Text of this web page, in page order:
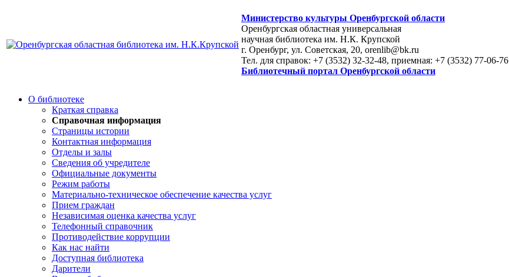
Министерство культуры Оренбургской области
Оренбургская областная универсальная
научная библиотека им. Н.К. Крупской
г. Оренбург, ул. Советская, 20, orenlib@bk.ru
Тел. для справок: +7 (3532) 32-32-48, приемная: +7 (3532) 77-06-76
Библиотечный портал Оренбургской области
О библиотеке
Краткая справка
Справочная информация
Страницы истории
Контактная информация
Отделы и залы
Сведения об учредителе
Официальные документы
Режим работы
Материально-техническое обеспечение качества услуг
Прием граждан
Независимая оценка качества услуг
Телефонный справочник
Противодействие коррупции
Как нас найти
Доступная библиотека
Дарители